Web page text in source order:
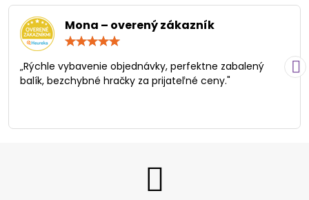
Mona – overený zákazník
/
5
„Rýchle vybavenie objednávky, perfektne zabalený
balík, bezchybné hračky za prijateľné ceny."